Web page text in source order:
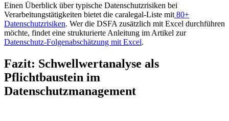
Einen Überblick über typische Datenschutzrisiken bei
Verarbeitungstätigkeiten bietet die caralegal-Liste mit 80+
Datenschutzrisiken. Wer die DSFA zusätzlich mit Excel durchführen
möchte, findet eine strukturierte Anleitung im Artikel zur
Datenschutz-Folgenabschätzung mit Excel.
Fazit: Schwellwertanalyse als
Pflichtbaustein im
Datenschutzmanagement